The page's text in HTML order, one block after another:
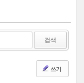
검색
쓰기